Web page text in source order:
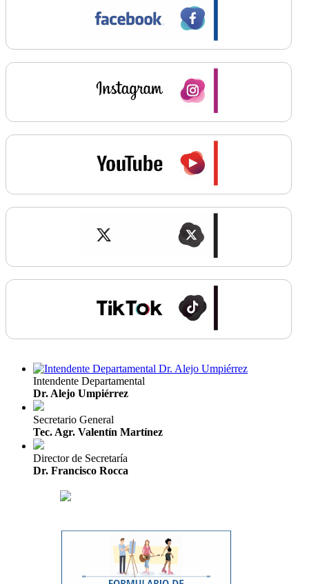
Intendente Departamental
Dr. Alejo Umpiérrez
Secretario General
Tec. Agr. Valentín Martínez
Director de Secretaría
Dr. Francisco Rocca